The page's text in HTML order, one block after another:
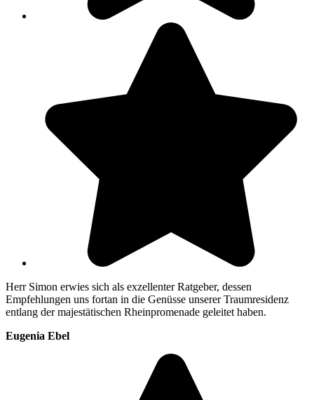
Herr Simon erwies sich als exzellenter Ratgeber, dessen
Empfehlungen uns fortan in die Genüsse unserer Traumresidenz
entlang der majestätischen Rheinpromenade geleitet haben.
Eugenia Ebel